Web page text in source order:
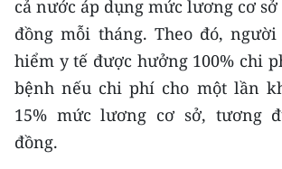
MUA BÁO
ĐỌC BÁO IN
ENGLISH
中文
cả nước áp dụng mức lương cơ
đồng mỗi tháng. Theo đó,
hiểm y tế được hưởng 100% chi
bệnh nếu chi phí cho một lần
15% mức lương cơ sở, tương
đồng.